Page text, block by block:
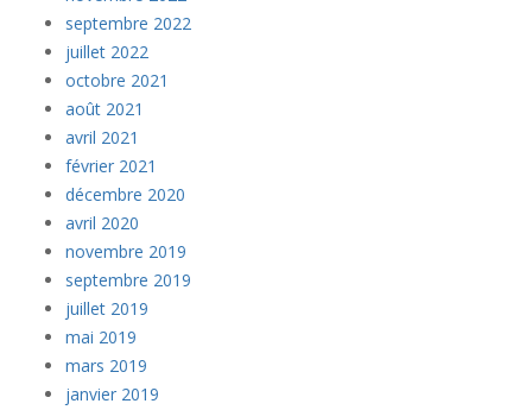
septembre 2022
juillet 2022
octobre 2021
août 2021
avril 2021
février 2021
décembre 2020
avril 2020
novembre 2019
septembre 2019
juillet 2019
mai 2019
mars 2019
janvier 2019